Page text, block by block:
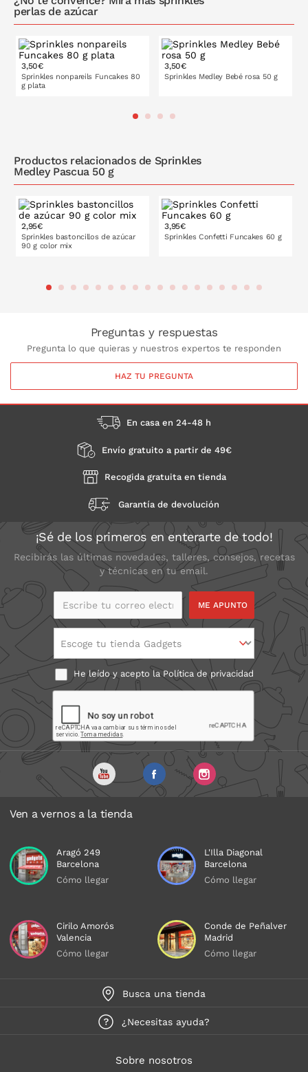
perlas de azúcar
3,50€
Sprinkles nonpareils Funcakes 80
g plata
3,50€
Sprinkles Medley Bebé rosa 50 g
Productos relacionados de Sprinkles
Medley Pascua 50 g
2,95€
Sprinkles bastoncillos de azúcar
90 g color mix
3,95€
Sprinkles Confetti Funcakes 60 g
Preguntas y respuestas
Pregunta lo que quieras y nuestros expertos te responden
HAZ TU PREGUNTA
En casa en 24-48 h
Envío gratuito a partir de 49€
Recogida gratuita en tienda
Garantía de devolución
¡Sé de los primeros en enterarte de todo!
Recibirás las últimas novedades, talleres, consejos, recetas
y técnicas en tu email.
Escribe tu correo
Escoge tu tienda Gadgets
He leído y acepto laPolítica de privacidad
Ven a vernos a la tienda
Aragó 249
Barcelona
Cómo llegar
L'Illa Diagonal
Barcelona
Cómo llegar
Cirilo Amorós
Valencia
Cómo llegar
Conde de Peñalver
Madrid
Cómo llegar
Busca una tienda
¿Necesitas ayuda?
Sobre nosotros